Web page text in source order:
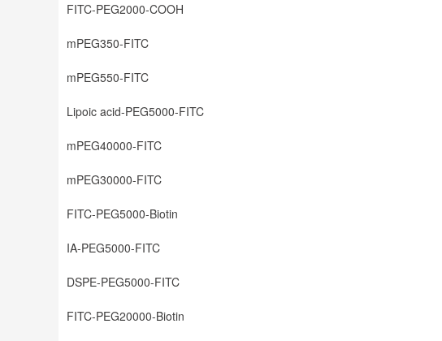
FITC-PEG2000-COOH
mPEG350-FITC
mPEG550-FITC
Lipoic acid-PEG5000-FITC
mPEG40000-FITC
mPEG30000-FITC
FITC-PEG5000-Biotin
IA-PEG5000-FITC
DSPE-PEG5000-FITC
FITC-PEG20000-Biotin